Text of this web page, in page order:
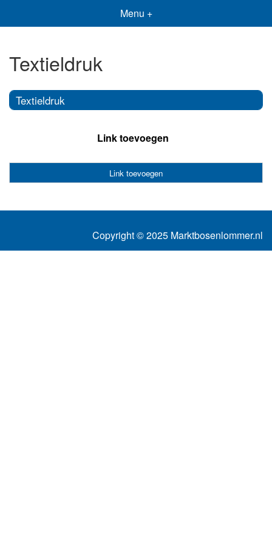
Menu +
Textieldruk
Textieldruk
Link toevoegen
Link toevoegen
Copyright © 2025 Marktbosenlommer.nl